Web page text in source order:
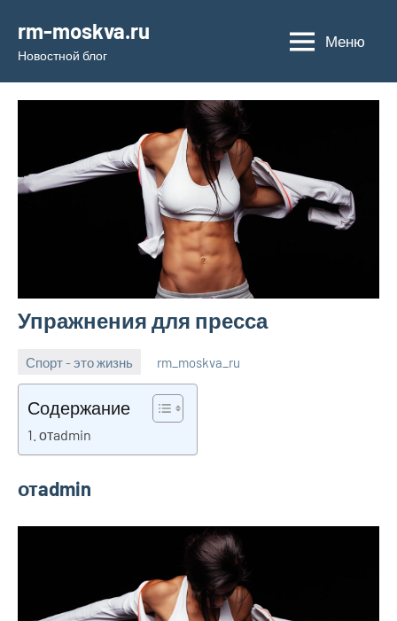
содержимому
rm-moskva.ru
Новостной блог
Меню
Упражнения для пресса
Спорт - это жизнь
2023
rm_moskva_ru
Содержание
отadmin
отadmin